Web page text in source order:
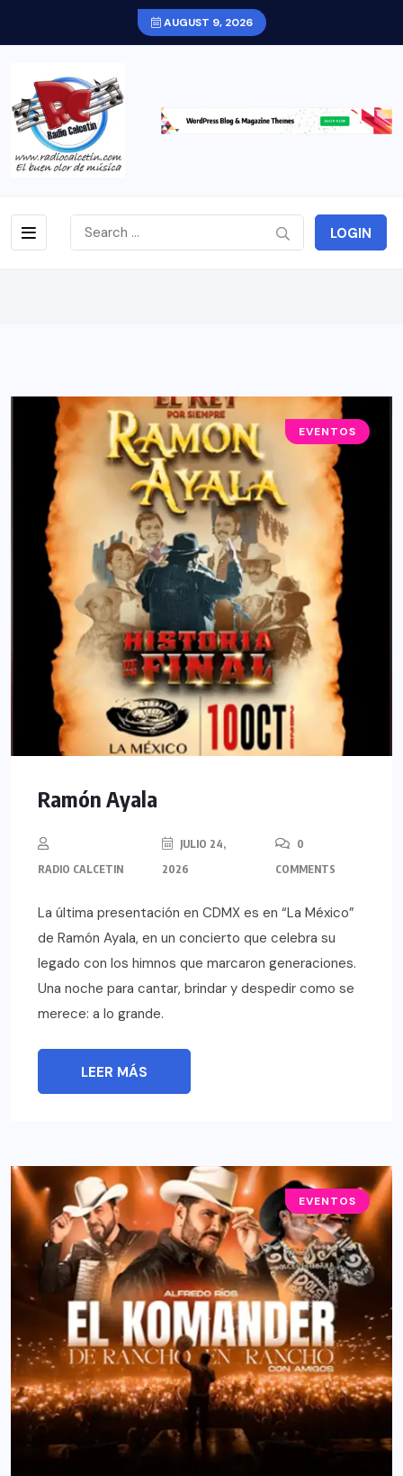
AUGUST 9, 2026
LOGIN
EVENTOS
Ramón Ayala
RADIO CALCETIN
JULIO 24,
2026
0
COMMENTS
La última presentación en CDMX es en “La México”
de Ramón Ayala, en un concierto que celebra su
legado con los himnos que marcaron generaciones.
Una noche para cantar, brindar y despedir como se
merece: a lo grande.
LEER MÁS
EVENTOS